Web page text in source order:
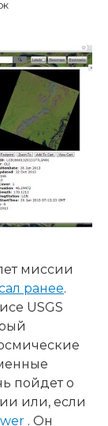
миссии
ранее.
USGS
пойдет о
или, если
. Он